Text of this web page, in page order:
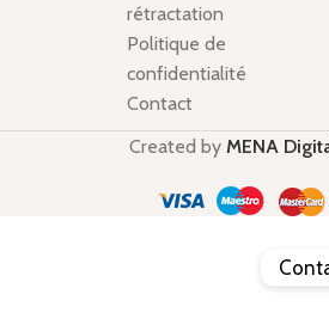
rétractation
Politique de
confidentialité
Contact
Created by MENA